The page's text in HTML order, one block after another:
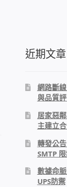
近期文章
網路斷
與品質
居家惡
主建立
轉發公
SMTP
數據命
UPS防禦